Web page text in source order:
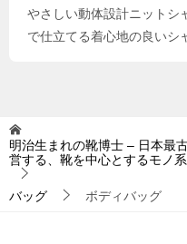
やさしい動体設計ニットシ
で仕立てる着心地の良いシ
明治生まれの靴博士 – 日本最
営する、靴を中心とするモノ
バッグ ボディバッグ